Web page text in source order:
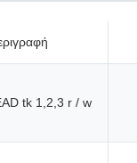
tk 1,2,3 r / w